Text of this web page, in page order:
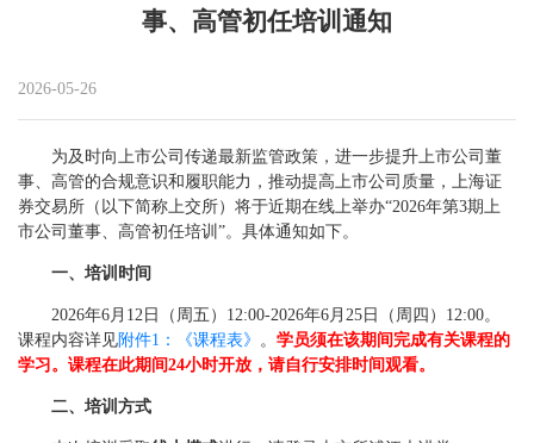
事、高管初任培训通知
2026-05-26
为及时向上市公司传递最新监管政策，进一步提升上市公司董
事、高管的合规意识和履职能力，推动提高上市公司质量，上海证
券交易所（以下简称上交所）将于近期在线上举办“2026年第3期上
市公司董事、高管初任培训”。具体通知如下。
一、培训时间
2026年6月12日（周五）12:00-2026年6月25日（周四）12:00。
课程内容详见附件1：《课程表》 。 学员须在该期间完成有关课程的
学习。课程在此期间24小时开放，请自行安排时间观看。
二、培训方式